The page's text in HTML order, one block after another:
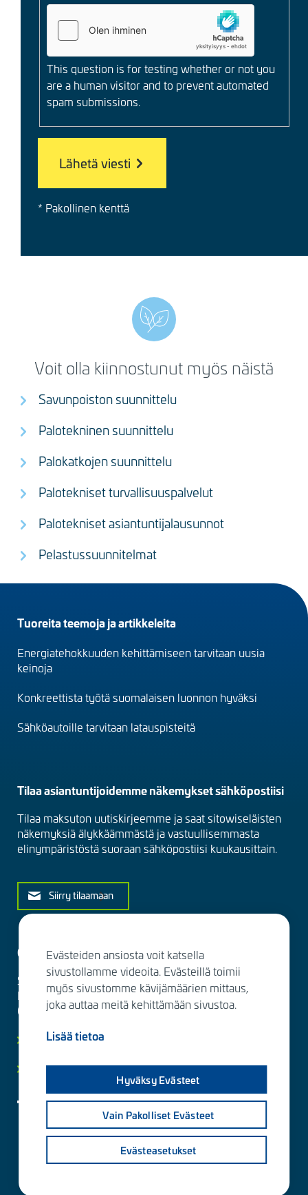
This question is for testing whether or not you
are a human visitor and to prevent automated
spam submissions.
* Pakollinen kenttä
Voit olla kiinnostunut myös näistä
Savunpoiston suunnittelu
Palotekninen suunnittelu
Palokatkojen suunnittelu
Palotekniset turvallisuuspalvelut
Palotekniset asiantuntijalausunnot
Pelastussuunnitelmat
Footer
menu
(fi)
Tuoreita teemoja ja artikkeleita
Energiatehokkuuden kehittämiseen tarvitaan uusia
keinoja
Konkreettista työtä suomalaisen luonnon hyväksi
Sähköautoille tarvitaan latauspisteitä
Tilaa asiantuntijoidemme näkemykset sähköpostiisi
Tilaa maksuton uutiskirjeemme ja saat sitowiseläisten
näkemyksiä älykkäämmästä ja vastuullisemmasta
elinympäristöstä suoraan sähköpostiisi kuukausittain.
Siirry tilaamaan
Ota yhteyttä
Sitowise Group Oyj
Linnoitustie 6 D
02600 Espoo, Finland
Lisää yhteystietoja
Yksityisyydensuoja ja tietosuojaselosteet
Evästeiden ansiosta voit katsella
sivustollamme videoita. Evästeillä toimii
myös sivustomme kävijämäärien mittaus,
joka auttaa meitä kehittämään sivustoa.
Lisää tietoa
Hyväksy Evästeet
Vain Pakolliset Evästeet
Evästeasetukset